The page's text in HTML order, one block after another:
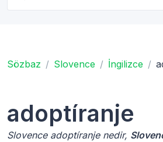
Sözbaz Slovence İngilizce
adoptíranje
Slovence adoptíranje nedir,